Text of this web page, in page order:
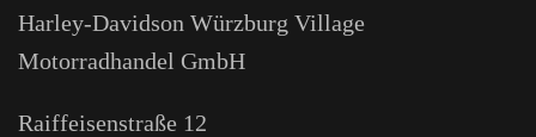
Harley-Davidson Würzburg Village
Motorradhandel GmbH
Raiffeisenstraße 12